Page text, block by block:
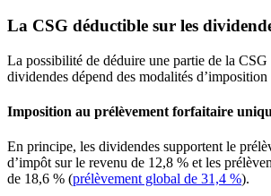
La CSG déductible sur les
La possibilité de déduire une partie de la CSG
dividendes dépend des modalités
Imposition au prélèvement forfaitaire
En principe, les dividendes supportent le
d’impôt sur le revenu de 12,8 % et les
de 18,6 % (prélèvement global de 31,4 %).